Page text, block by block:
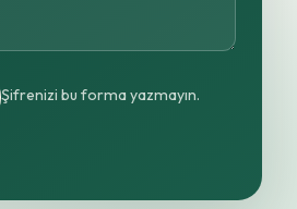
Şifrenizi bu forma yazmayın.